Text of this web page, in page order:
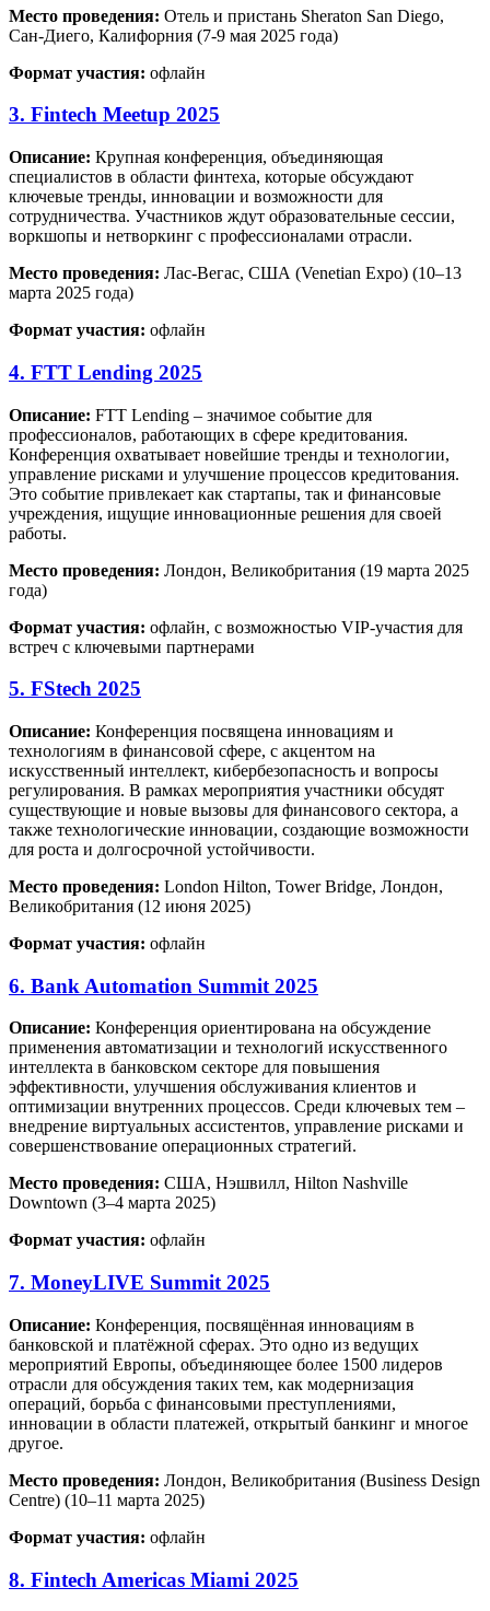
Место проведения: Отель и пристань Sheraton San Diego,
Сан-Диего, Калифорния (7-9 мая 2025 года)
Формат участия: офлайн
3. Fintech Meetup 2025
Описание: Крупная конференция, объединяющая
специалистов в области финтеха, которые обсуждают
ключевые тренды, инновации и возможности для
сотрудничества. Участников ждут образовательные сессии,
воркшопы и нетворкинг с профессионалами отрасли.
Место проведения: Лас-Вегас, США (Venetian Expo) (10–13
марта 2025 года)
Формат участия: офлайн
4. FTT Lending 2025
Описание: FTT Lending – значимое событие для
профессионалов, работающих в сфере кредитования.
Конференция охватывает новейшие тренды и технологии,
управление рисками и улучшение процессов кредитования.
Это событие привлекает как стартапы, так и финансовые
учреждения, ищущие инновационные решения для своей
работы.
Место проведения: Лондон, Великобритания (19 марта 2025
года)
Формат участия: офлайн, с возможностью VIP-участия для
встреч с ключевыми партнерами
5. FStech 2025
Описание: Конференция посвящена инновациям и
технологиям в финансовой сфере, с акцентом на
искусственный интеллект, кибербезопасность и вопросы
регулирования. В рамках мероприятия участники обсудят
существующие и новые вызовы для финансового сектора, а
также технологические инновации, создающие возможности
для роста и долгосрочной устойчивости.
Место проведения: London Hilton, Tower Bridge, Лондон,
Великобритания (12 июня 2025)
Формат участия: офлайн
6. Bank Automation Summit 2025
Описание: Конференция ориентирована на обсуждение
применения автоматизации и технологий искусственного
интеллекта в банковском секторе для повышения
эффективности, улучшения обслуживания клиентов и
оптимизации внутренних процессов. Среди ключевых тем –
внедрение виртуальных ассистентов, управление рисками и
совершенствование операционных стратегий.
Место проведения: США, Нэшвилл, Hilton Nashville
Downtown (3–4 марта 2025)
Формат участия: офлайн
7. MoneyLIVE Summit 2025
Описание: Конференция, посвящённая инновациям в
банковской и платёжной сферах. Это одно из ведущих
мероприятий Европы, объединяющее более 1500 лидеров
отрасли для обсуждения таких тем, как модернизация
операций, борьба с финансовыми преступлениями,
инновации в области платежей, открытый банкинг и многое
другое.
Место проведения: Лондон, Великобритания (Business Design
Centre) (10–11 марта 2025)
Формат участия: офлайн
8. Fintech Americas Miami 2025